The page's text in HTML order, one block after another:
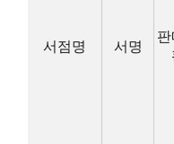
서점명 서명
판